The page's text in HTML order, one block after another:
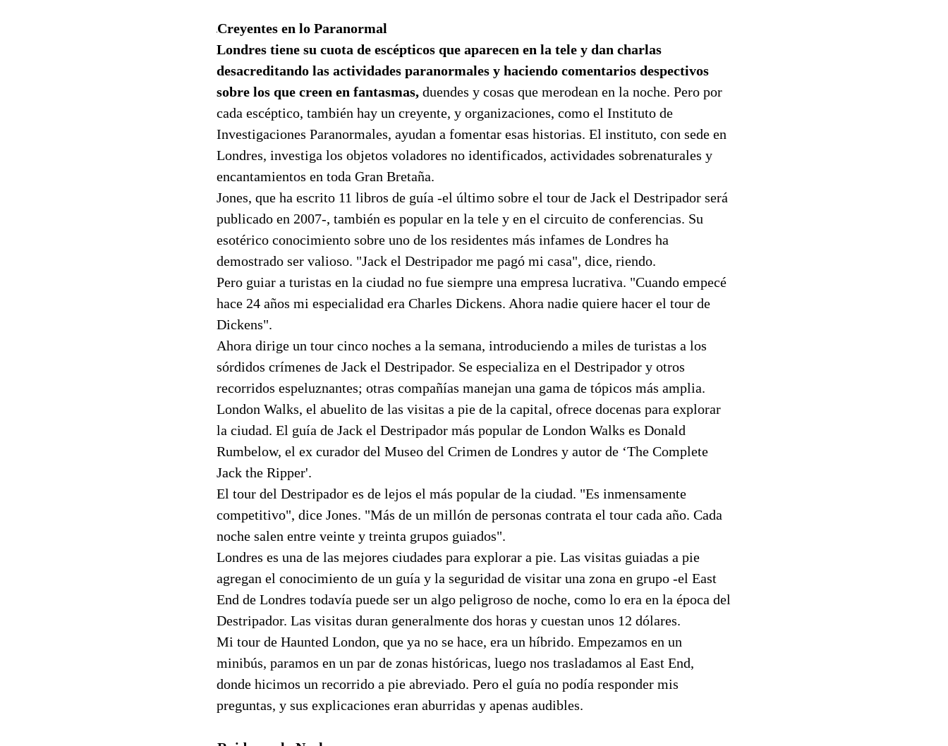
Creyentes en lo Paranormal
Londres tiene su cuota de escépticos que aparecen en la tele y dan charlas
desacreditando las actividades paranormales y haciendo comentarios despectivos
sobre los que creen en fantasmas, duendes y cosas que merodean en la noche. Pero por
cada escéptico, también hay un creyente, y organizaciones, como el Instituto de
Investigaciones Paranormales, ayudan a fomentar esas historias. El instituto, con sede en
Londres, investiga los objetos voladores no identificados, actividades sobrenaturales y
encantamientos en toda Gran Bretaña.
Jones, que ha escrito 11 libros de guía -el último sobre el tour de Jack el Destripador será
publicado en 2007-, también es popular en la tele y en el circuito de conferencias. Su
esotérico conocimiento sobre uno de los residentes más infames de Londres ha
demostrado ser valioso. "Jack el Destripador me pagó mi casa", dice, riendo.
Pero guiar a turistas en la ciudad no fue siempre una empresa lucrativa. "Cuando empecé
hace 24 años mi especialidad era Charles Dickens. Ahora nadie quiere hacer el tour de
Dickens".
Ahora dirige un tour cinco noches a la semana, introduciendo a miles de turistas a los
sórdidos crímenes de Jack el Destripador. Se especializa en el Destripador y otros
recorridos espeluznantes; otras compañías manejan una gama de tópicos más amplia.
London Walks, el abuelito de las visitas a pie de la capital, ofrece docenas para explorar
la ciudad. El guía de Jack el Destripador más popular de London Walks es Donald
Rumbelow, el ex curador del Museo del Crimen de Londres y autor de ‘The Complete
Jack the Ripper'.
El tour del Destripador es de lejos el más popular de la ciudad. "Es inmensamente
competitivo", dice Jones. "Más de un millón de personas contrata el tour cada año. Cada
noche salen entre veinte y treinta grupos guiados".
Londres es una de las mejores ciudades para explorar a pie. Las visitas guiadas a pie
agregan el conocimiento de un guía y la seguridad de visitar una zona en grupo -el East
End de Londres todavía puede ser un algo peligroso de noche, como lo era en la época del
Destripador. Las visitas duran generalmente dos horas y cuestan unos 12 dólares.
Mi tour de Haunted London, que ya no se hace, era un híbrido. Empezamos en un
minibús, paramos en un par de zonas históricas, luego nos trasladamos al East End,
donde hicimos un recorrido a pie abreviado. Pero el guía no podía responder mis
preguntas, y sus explicaciones eran aburridas y apenas audibles.